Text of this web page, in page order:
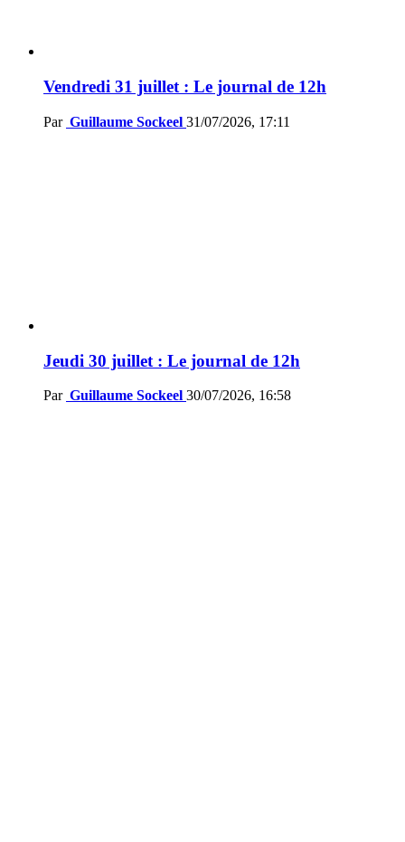
Vendredi 31 juillet : Le journal de 12h
Par Guillaume Sockeel 31/07/2026, 17:11
Jeudi 30 juillet : Le journal de 12h
Par Guillaume Sockeel 30/07/2026, 16:58